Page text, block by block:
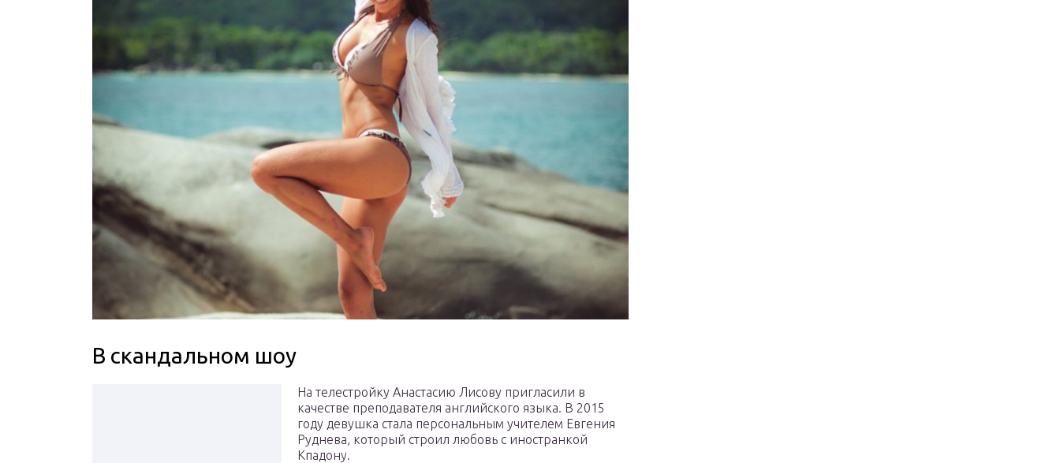
В скандальном шоу
На телестройку Анастасию Лисову пригласили в
качестве преподавателя английского языка. В 2015
году девушка стала персональным учителем Евгения
Руднева, который строил любовь с иностранкой
Кпадону.